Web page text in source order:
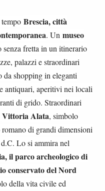
Brescia, città
. Un museo
senza fretta in un itinerario
palazzi e straordinari
da shopping in eleganti
antiquari, aperitivi nei locali
di grido. Straordinari
Vittoria Alata, simbolo
di grandi dimensioni
Lo si ammira nel
il parco archeologico di
conservato del Nord
della vita civile ed